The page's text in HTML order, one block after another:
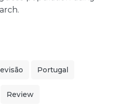
Portugal
Review